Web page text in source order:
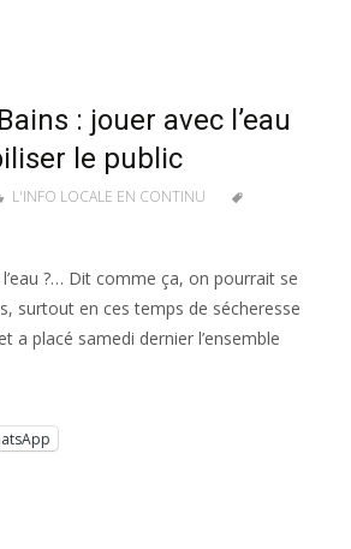
: jouer avec l’eau
le public
L'INFO LOCALE EN CONTINU
?… Dit comme ça, on pourrait se
surtout en ces temps de sécheresse
a placé samedi dernier l’ensemble